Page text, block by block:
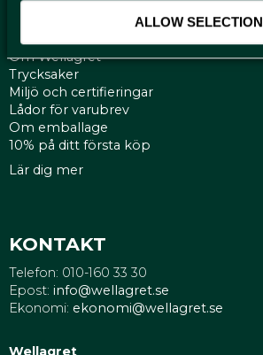
ALLOW SELECTION
Om Wellagret
Trycksaker
Miljö och certifieringar
Lådor för varubrev
Om emballage
10% på ditt första köp
Lär dig mer
KONTAKT
Telefon: 010-160 33 30
Epost: info@wellagret.se
Ekonomi: ekonomi@wellagret.se
Wellagret